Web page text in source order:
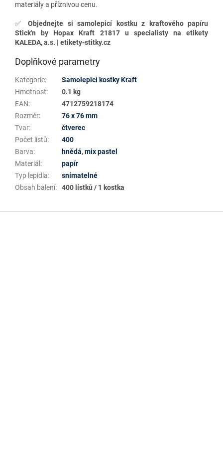
materiály a příznivou cenu.
✅ Objednejte si samolepicí kostku z kraftového papíru
Stick'n by Hopax Kraft 21817 u specialisty na etikety
KALEDA, a.s. | etikety-stitky.cz
Doplňkové parametry
Kategorie:
Samolepicí kostky Kraft
Hmotnost:
0.1 kg
EAN:
4712759218174
Rozměr:
76 x 76 mm
Tvar:
čtverec
Počet listů:
400
Barva: hnědá,mix pastel
Materiál :
papír
Typ lepidla:
snímatelné
Obsah balení: 400 lístků / 1 kostka